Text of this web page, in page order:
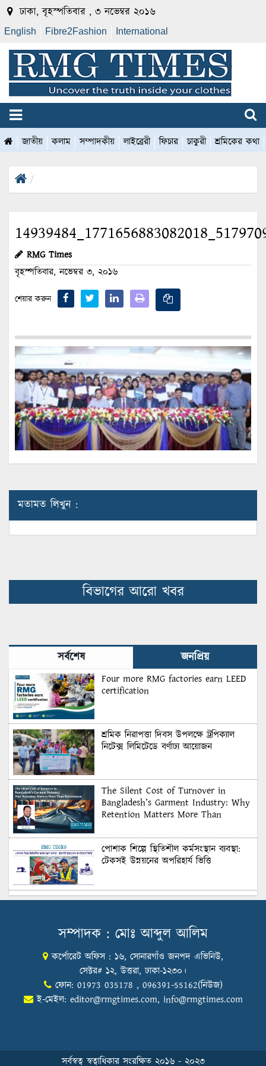
ঢাকা, বৃহস্পতিবার , ৩ নভেম্বর ২০১৬
English Fibre2Fashion International
জাতীয় কলাম সম্পাদকীয় লাইব্রেরী ফিচার চাকুরী শ্রমিকের কথা
RMG Times
বৃহস্পতিবার, নভেম্বর ৩, ২০১৬
শেয়ার করুন
মতামত লিখুন :
বিভাগের আরো খবর
সর্বশেষ জনপ্রিয়
Four more RMG factories earn LEED
certification
শ্রমিক নিরাপত্তা দিবস উপলক্ষে ট্রপিক্যাল
নিটেক্স লিমিটেডে বর্ণাঢ্য আয়োজন
The Silent Cost of Turnover in
Bangladesh’s Garment Industry: Why
Retention Matters More Than
পোশাক শিল্পে স্থিতিশীল কর্মসংস্থান ব্যবস্থা:
টেকসই উন্নয়নের অপরিহার্য ভিত্তি
শুল্কের দেয়াল ভাঙার সুযোগ: মার্কিন বাজারে
Honoring Excellence: Texstream
Fashion Ltd. Rewards Best Workers–
2026
সম্পাদক : মোঃ আব্দুল আলিম
কর্পোরেট অফিস : ১৬, সোনারগাঁও জনপদ এভিনিউ,
সেক্টর# ১২, উত্তরা, ঢাকা-১২৩০।
ফোন: 01973 035178 , 096391-55162(নিউজ)
ই-মেইল: editor@rmgtimes.com, info@rmgtimes.com
সর্বস্বত্ব স্বত্বাধিকার সংরক্ষিত ২০১৬ - ২০২৩